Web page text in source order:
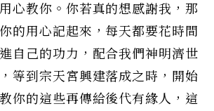
心教你。你若真的想感謝我，那
的用心記起來，每天都要花時間
自己的功力，配合我們神明濟世
等到宗天宮興建落成之時，開始
你的這些再傳給後代有緣人，這